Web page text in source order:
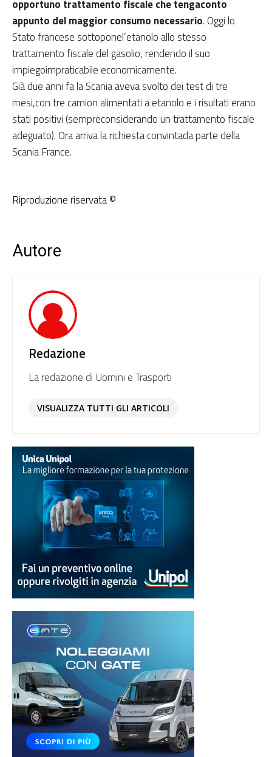
opportuno trattamento fiscale che tengaconto
appunto del maggior consumo necessario. Oggi lo
Stato francese sottoponel’etanolo allo stesso
trattamento fiscale del gasolio, rendendo il suo
impiegoimpraticabile economicamente.
Già due anni fa la Scania aveva svolto dei test di tre
mesi,con tre camion alimentati a etanolo e i risultati erano
stati positivi (sempreconsiderando un trattamento fiscale
adeguato). Ora arriva la richiesta convintada parte della
Scania France.
Riproduzione riservata ©
Autore
Redazione
La redazione di Uomini e Trasporti
VISUALIZZA TUTTI GLI ARTICOLI